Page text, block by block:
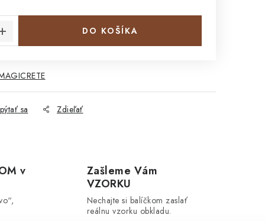
DO KOŠÍKA
sa Zdieľať
v
Zašleme Vám
VZORKU
Nechajte si balíčkom zaslať
reálnu vzorku obkladu.